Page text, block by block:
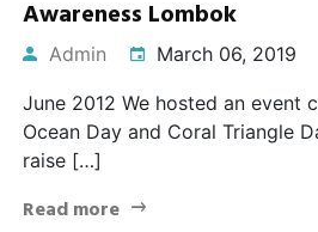
Awareness Lombok
Admin March 06, 2019
June 2012 We hosted an event
Ocean Day and Coral Triangle
raise […]
Read more